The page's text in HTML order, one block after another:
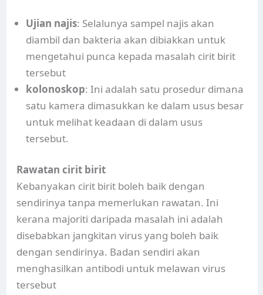
Ujian najis: Selalunya sampel najis akan
diambil dan bakteria akan dibiakkan untuk
mengetahui punca kepada masalah cirit birit
tersebut
kolonoskop: Ini adalah satu prosedur dimana
satu kamera dimasukkan ke dalam usus besar
untuk melihat keadaan di dalam usus
tersebut.
Rawatan cirit birit
Kebanyakan cirit birit boleh baik dengan
sendirinya tanpa memerlukan rawatan. Ini
kerana majoriti daripada masalah ini adalah
disebabkan jangkitan virus yang boleh baik
dengan sendirinya. Badan sendiri akan
menghasilkan antibodi untuk melawan virus
tersebut